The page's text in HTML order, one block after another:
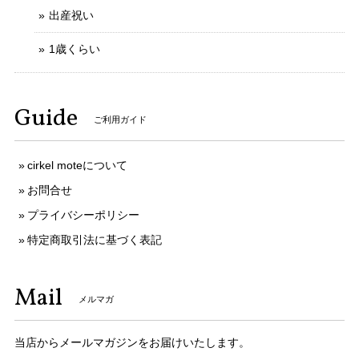
出産祝い
1歳くらい
Guide ご利用ガイド
cirkel moteについて
お問合せ
プライバシーポリシー
特定商取引法に基づく表記
Mail メルマガ
当店からメールマガジンをお届けいたします。